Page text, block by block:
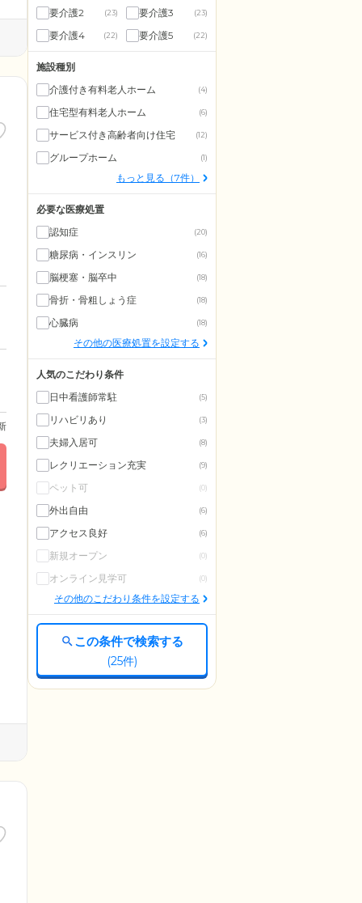
要介護2 (23) 要介護3 (23)
要介護4 (22) 要介護5 (22)
施設種別
介護付き有料老人ホーム
(4)
住宅型有料老人ホーム (6)
サービス付き高齢者向け住宅 (12)
グループホーム (1)
もっと見る（7件）
必要な医療処置
認知症
(20)
糖尿病・インスリン (16)
脳梗塞・脳卒中 (18)
骨折・骨粗しょう症 (18)
心臓病 (18)
その他の医療処置を設定する
人気のこだわり条件
日中看護師常駐
(5)
リハビリあり (3)
夫婦入居可 (8)
レクリエーション充実 (9)
ペット可 (0)
外出自由 (6)
アクセス良好 (6)
新規オープン (0)
オンライン見学可 (0)
その他のこだわり条件を設定する
この条件で検索する
(25件)